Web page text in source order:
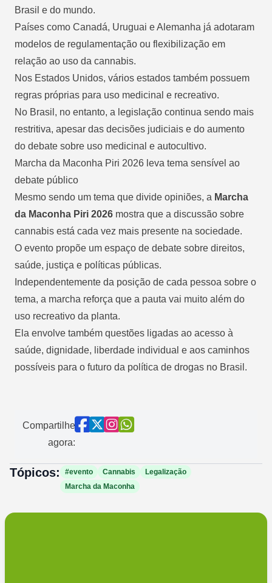
Brasil e do mundo.
Países como Canadá, Uruguai e Alemanha já adotaram
modelos de regulamentação ou flexibilização em
relação ao uso da cannabis.
Nos Estados Unidos, vários estados também possuem
regras próprias para uso medicinal e recreativo.
No Brasil, no entanto, a legislação continua sendo mais
restritiva, apesar das decisões judiciais e do aumento
do debate sobre uso medicinal e autocultivo.
Marcha da Maconha Piri 2026 leva tema sensível ao
debate público
Mesmo sendo um tema que divide opiniões, a Marcha
da Maconha Piri 2026 mostra que a discussão sobre
cannabis está cada vez mais presente na sociedade.
O evento propõe um espaço de debate sobre direitos,
saúde, justiça e políticas públicas.
Independentemente da posição de cada pessoa sobre o
tema, a marcha reforça que a pauta vai muito além do
uso recreativo da planta.
Ela envolve também questões ligadas ao acesso à
saúde, dignidade, liberdade individual e aos caminhos
possíveis para o futuro da política de drogas no Brasil.
Compartilhe
agora:
Tópicos: #evento Cannabis
Legalização
Marcha da Maconha